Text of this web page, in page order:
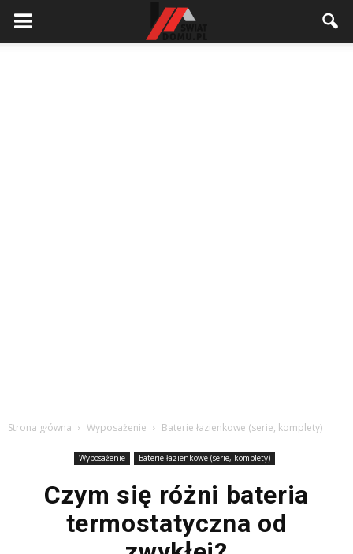
Strona główna Wyposażenie Baterie łazienkowe (serie, komplety)
Wyposażenie Baterie łazienkowe (serie, komplety)
Czym się różni bateria
termostatyczna od